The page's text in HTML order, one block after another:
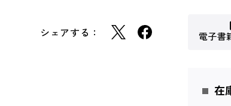
シェアする： 電子書
在